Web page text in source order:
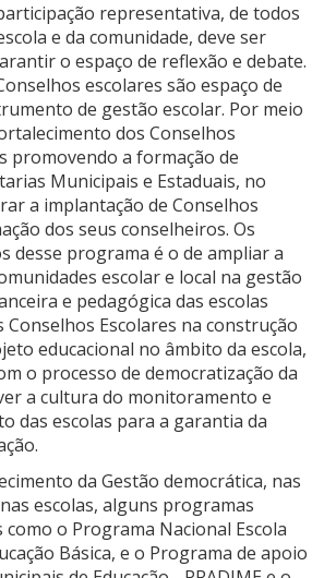
representativa, de todos
e da comunidade, deve ser
o espaço de reflexão e debate.
escolares são espaço de
de gestão escolar. Por meio
dos Conselhos
promovendo a formação de
Municipais e Estaduais, no
a implantação de Conselhos
dos seus conselheiros. Os
desse programa é o de ampliar a
escolar e local na gestão
e pedagógica das escolas
Conselhos Escolares na construção
educacional no âmbito da escola,
o processo de democratização da
a cultura do monitoramento e
das escolas para a garantia da
da Gestão democrática, nas
escolas, alguns programas
o Programa Nacional Escola
Básica, e o Programa de apoio